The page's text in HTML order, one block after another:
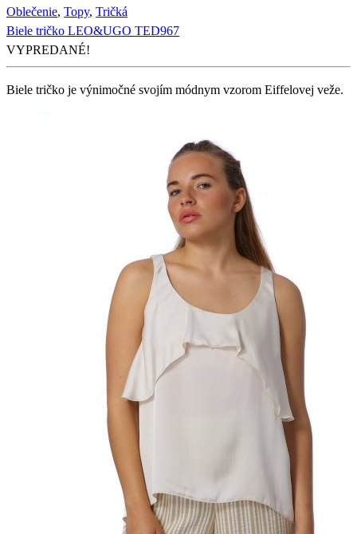
Oblečenie, Topy, Tričká
Biele tričko LEO&UGO TED967
VYPREDANÉ!
Biele tričko je výnimočné svojím módnym vzorom Eiffelovej veže.